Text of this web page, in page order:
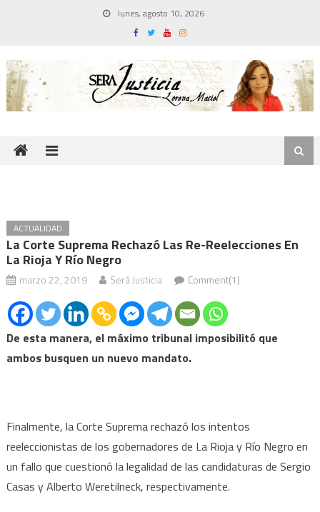
lunes, agosto 10, 2026
ACTUALIDAD
La Corte Suprema Rechazó Las Re-Reelecciones En
La Rioja Y Río Negro
marzo 22, 2019 Será Justicia Comment(1)
De esta manera, el máximo tribunal imposibilitó que
ambos busquen un nuevo mandato.
Finalmente, la Corte Suprema rechazó los intentos
reeleccionistas de los gobernadores de La Rioja y Río Negro en
un fallo que cuestionó la legalidad de las candidaturas de Sergio
Casas y Alberto Weretilneck, respectivamente.